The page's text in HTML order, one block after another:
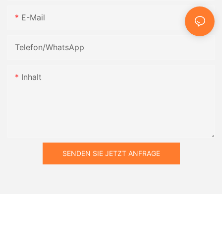
E-Mail
Telefon/WhatsApp
Inhalt
SENDEN SIE JETZT ANFRAGE